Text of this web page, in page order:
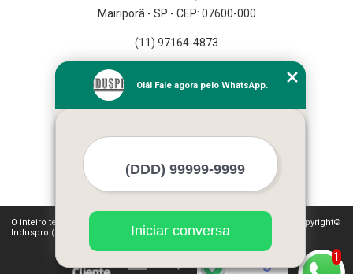
Mairiporã - SP - CEP: 07600-000
(11) 97164-4873
Empresa
Missão
Mapa do site
Mais Serviços
O inteiro teor deste site está sujeito à proteção de direitos autorais. Copyright©
Induspro (Lei 9610 de 19/02/1998)
1
Olá! Fale agora pelo WhatsApp.
Iniciar conversa